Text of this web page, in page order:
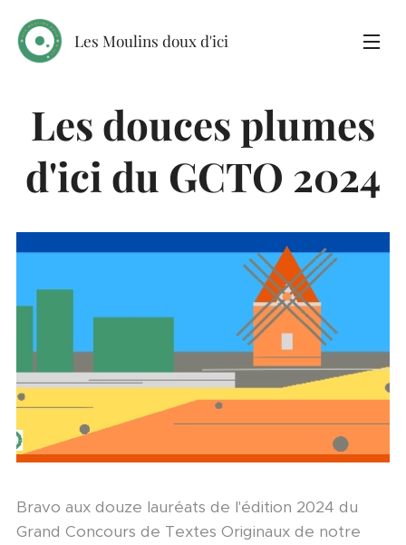
Les Moulins doux d'ici
Les douces plumes
d'ici du GCTO 2024
Bravo aux douze lauréats de l'édition 2024 du
Grand Concours de Textes Originaux de notre